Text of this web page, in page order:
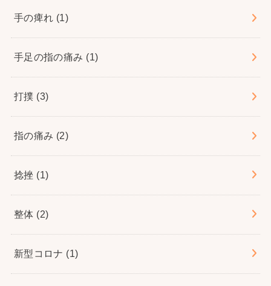
手の痺れ (1)
手足の指の痛み (1)
打撲 (3)
指の痛み (2)
捻挫 (1)
整体 (2)
新型コロナ (1)